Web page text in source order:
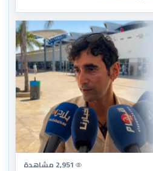
2,951 مشاهدة